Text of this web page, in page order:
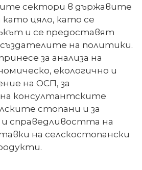
сектори в държавите
като цяло, като се
и се предоставят
създателите на политики.
за анализа на
екологично и
на ОСП, за
консултантските
стопани и за
справедливостта на
на селскостопански